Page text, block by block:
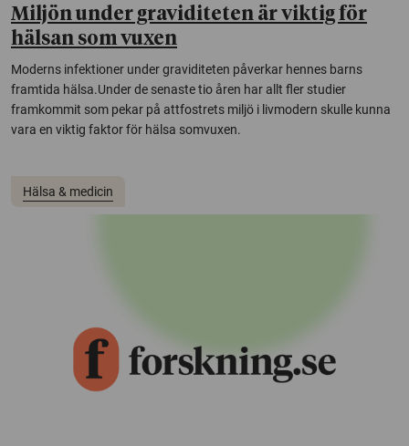
Miljön under graviditeten är viktig för
hälsan som vuxen
Moderns infektioner under graviditeten påverkar hennes barns
framtida hälsa.Under de senaste tio åren har allt fler studier
framkommit som pekar på attfostrets miljö i livmodern skulle kunna
vara en viktig faktor för hälsa somvuxen.
Hälsa & medicin